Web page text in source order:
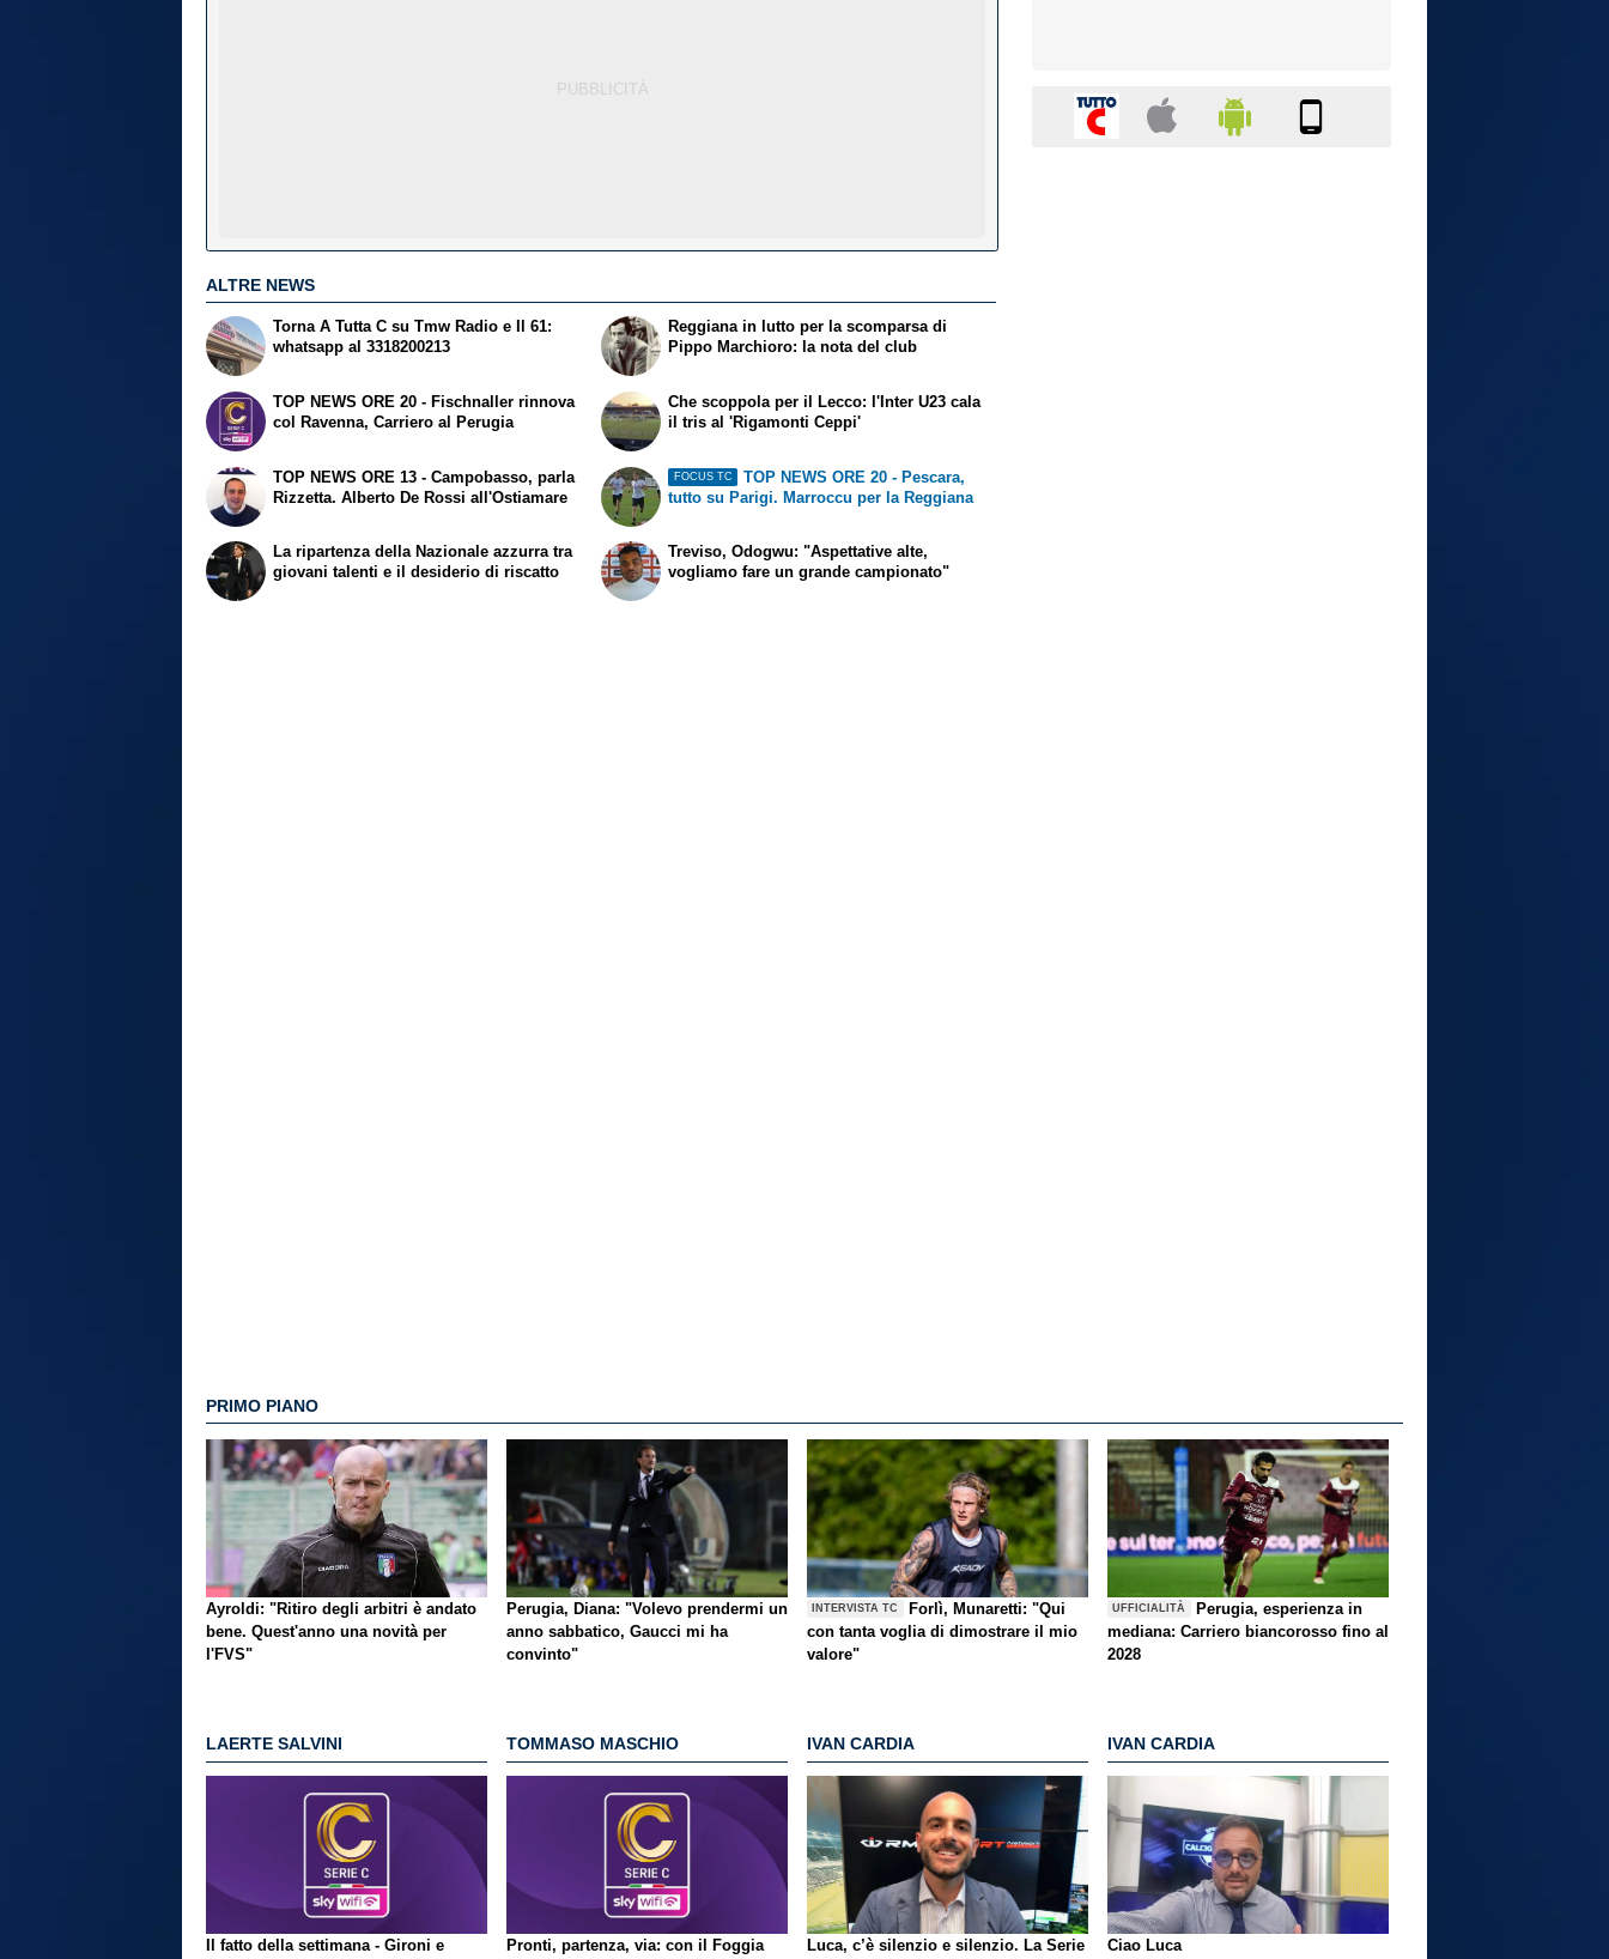
ALTRE NEWS
Torna A Tutta C su Tmw Radio e Il 61:
whatsapp al 3318200213
TOP NEWS ORE 20 - Fischnaller rinnova
col Ravenna, Carriero al Perugia
Reggiana in lutto per la scomparsa di
Pippo Marchioro: la nota del club
Che scoppola per il Lecco: l'Inter U23 cala
il tris al 'Rigamonti Ceppi'
TOP NEWS ORE 13 - Campobasso, parla
Rizzetta. Alberto De Rossi all'Ostiamare
La ripartenza della Nazionale azzurra tra
giovani talenti e il desiderio di riscatto
FOCUS TC
TOP NEWS ORE 20 - Pescara,
tutto su Parigi. Marroccu per la Reggiana
Treviso, Odogwu: "Aspettative alte,
vogliamo fare un grande campionato"
PRIMO PIANO
Ayroldi: "Ritiro degli arbitri è andato
bene. Quest'anno una novità per
l'FVS"
Perugia, Diana: "Volevo prendermi un
anno sabbatico, Gaucci mi ha
convinto"
INTERVISTA TC
Forlì, Munaretti: "Qui
con tanta voglia di dimostrare il mio
valore"
UFFICIALITÀ
Perugia, esperienza in
mediana: Carriero biancorosso fino al
2028
LAERTE SALVINI
Il fatto della settimana - Gironi e
TOMMASO MASCHIO
Pronti, partenza, via: con il Foggia
IVAN CARDIA
Luca, c’è silenzio e silenzio. La Serie
IVAN CARDIA
Ciao Luca